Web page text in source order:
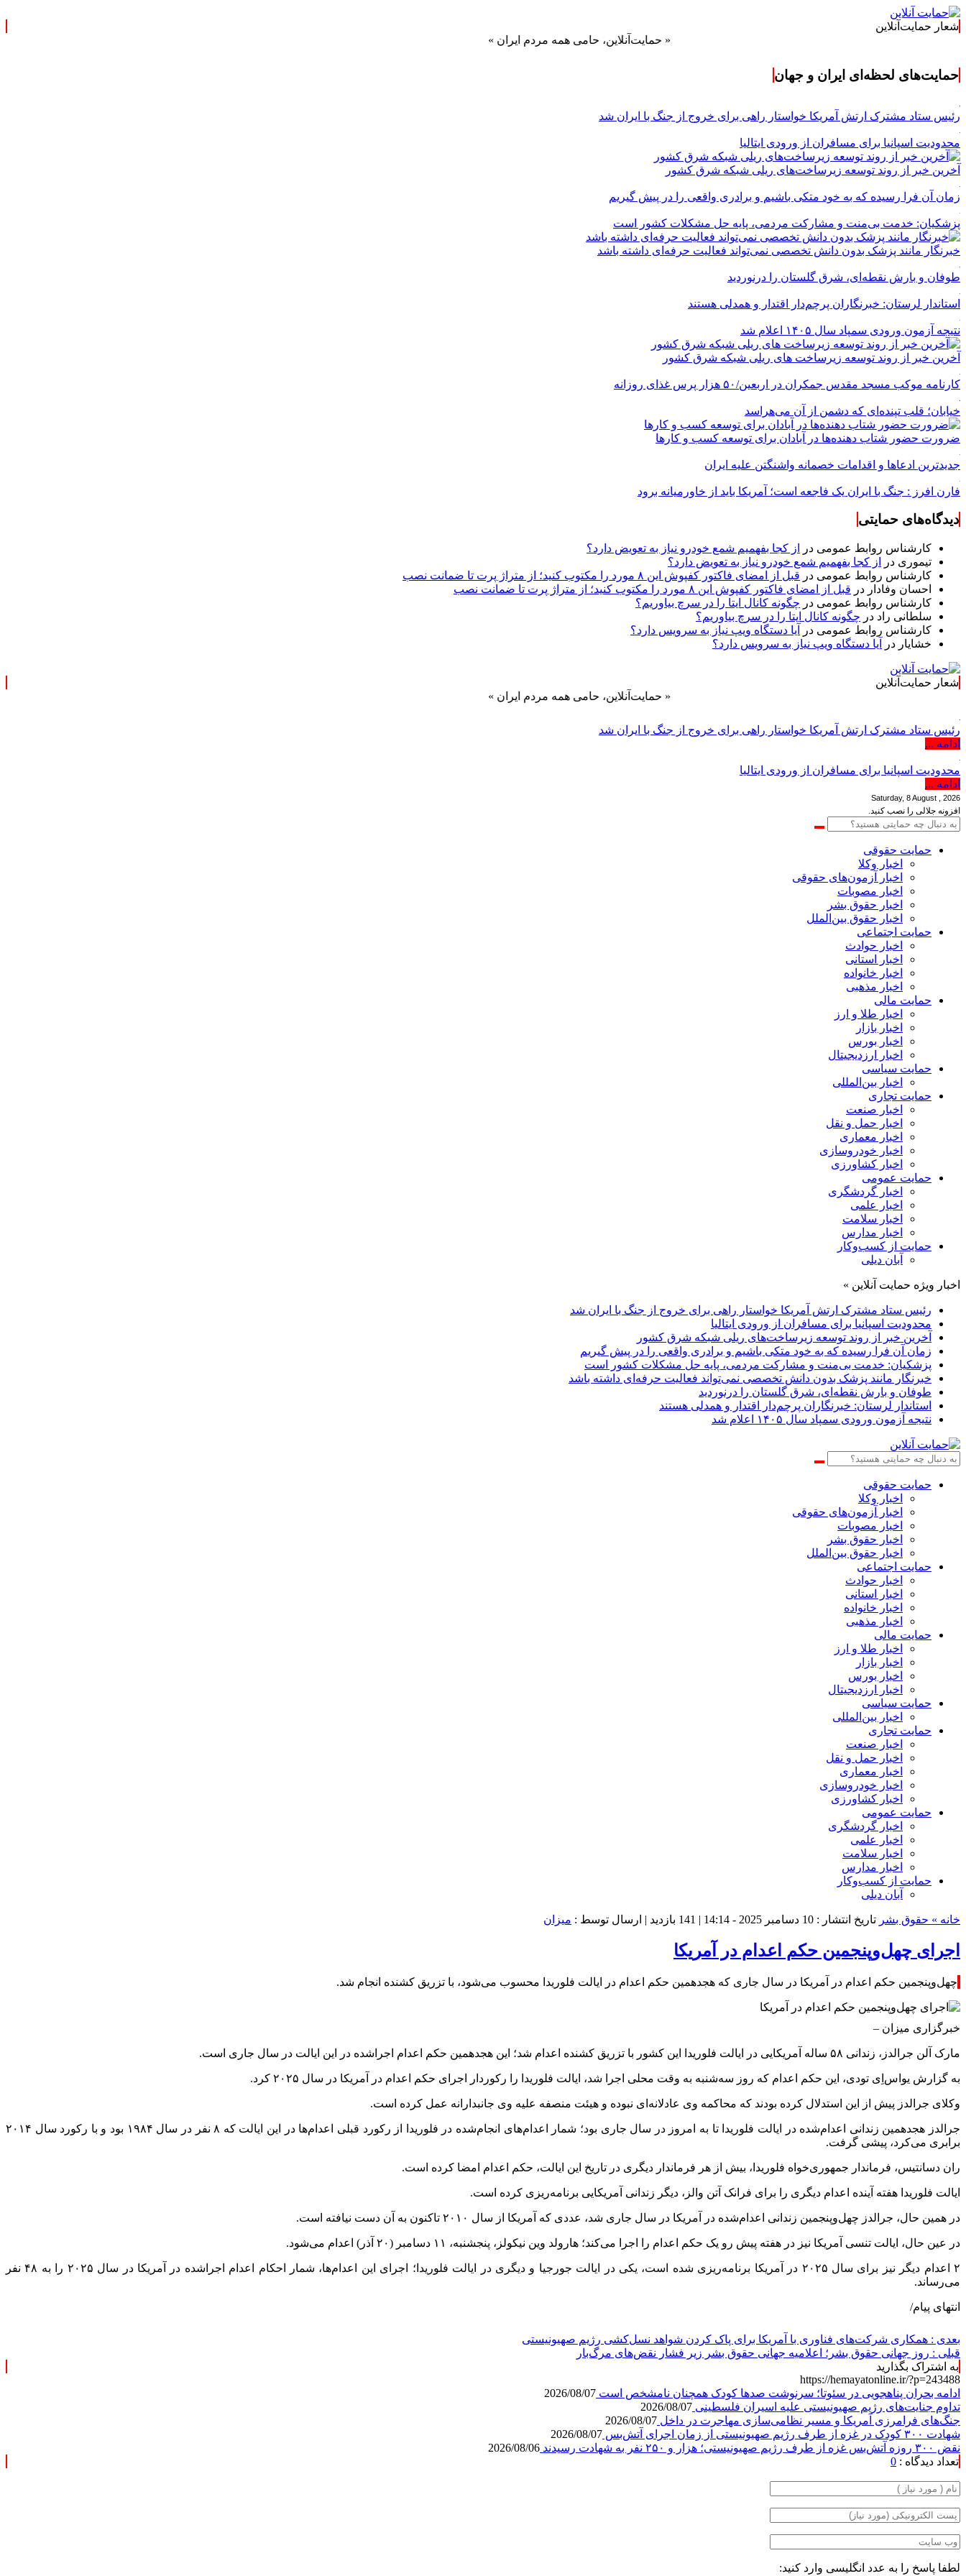
شعار حمایت‌آنلاین
« حمایت‌آنلاین، حامی همه مردم ایران »
حمایت‌های لحظه‌ای ایران و جهان
رئیس ستاد مشترک ارتش آمریکا خواستار راهی برای خروج از جنگ با ایران شد
محدودیت اسپانیا برای مسافران از ورودی ایتالیا
آخرین خبر از روند توسعه زیرساخت‌های ریلی شبکه شرق کشور
زمان آن فرا رسیده که به خود متکی باشیم و برادری واقعی را در پیش گیریم
پزشکیان: خدمت بی‌منت و مشارکت مردمی، پایه حل مشکلات کشور است
خبرنگار مانند پزشک بدون دانش تخصصی نمی‌تواند فعالیت حرفه‌ای داشته باشد
طوفان و بارش نقطه‌ای، شرق گلستان را درنوردید
استاندار لرستان: خبرنگاران پرچم‌دار اقتدار و همدلی هستند
نتیجه آزمون ورودی سمپاد سال ۱۴۰۵ اعلام شد
آخرین خبر از روند توسعه زیرساخت های ریلی شبکه شرق کشور
کارنامه موکب مسجد مقدس جمکران در اربعین/۵۰ هزار پرس غذای روزانه
خیابان؛ قلب تپنده‌ای که دشمن از آن می‌هراسد
ضرورت حضور شتاب ‌دهنده‌ها در آبادان برای توسعه کسب‌ و کارها
جدیدترین ادعاها و اقدامات خصمانه واشنگتن علیه ایران
فارن افرز : جنگ با ایران یک فاجعه است؛ آمریکا باید از خاورمیانه برود
دیدگاه‌های حمایتی
کارشناس روابط عمومی در
از کجا بفهمیم شمع خودرو نیاز به تعویض دارد؟
تیموری در
از کجا بفهمیم شمع خودرو نیاز به تعویض دارد؟
کارشناس روابط عمومی در قبل از امضای فاکتور کفپوش این ۸ مورد را مکتوب کنید؛ از متراژ پرت تا ضمانت نصب
احسان وفادار در قبل از امضای فاکتور کفپوش این ۸ مورد را مکتوب کنید؛ از متراژ پرت تا ضمانت نصب
کارشناس روابط عمومی در چگونه کانال ایتا را در سرچ بیاوریم؟
سلطانی راد در چگونه کانال ایتا را در سرچ بیاوریم؟
کارشناس روابط عمومی در
آیا دستگاه ویپ نیاز به سرویس دارد؟
خشایار در آیا دستگاه ویپ نیاز به سرویس دارد؟
شعار حمایت‌آنلاین
« حمایت‌آنلاین، حامی همه مردم ایران »
رئیس ستاد مشترک ارتش آمریکا خواستار راهی برای خروج از جنگ با ایران شد
ادامه ...
محدودیت اسپانیا برای مسافران از ورودی ایتالیا
ادامه ...
Saturday, 8 August , 2026
افزونه جلالی را نصب کنید.
حمایت حقوقی
اخبار وکلا
اخبار آزمون‌های حقوقی
اخبار مصوبات
اخبار حقوق بشر
اخبار حقوق بین‌الملل
حمایت اجتماعی
اخبار حوادث
اخبار استانی
اخبار خانواده
اخبار مذهبی
حمایت مالی
اخبار طلا و ارز
اخبار بازار
اخبار بورس
اخبار ارزدیجیتال
حمایت سیاسی
اخبار بین‌المللی
حمایت تجاری
اخبار صنعت
اخبار حمل و نقل
اخبار معماری
اخبار خودروسازی
اخبار کشاورزی
حمایت عمومی
اخبار گردشگری
اخبار علمی
اخبار سلامت
اخبار مدارس
حمایت از کسب‌وکار
آبان دیلی
اخبار ویژه حمایت آنلاین »
رئیس ستاد مشترک ارتش آمریکا خواستار راهی برای خروج از جنگ با ایران شد
محدودیت اسپانیا برای مسافران از ورودی ایتالیا
آخرین خبر از روند توسعه زیرساخت‌های ریلی شبکه شرق کشور
زمان آن فرا رسیده که به خود متکی باشیم و برادری واقعی را در پیش گیریم
پزشکیان: خدمت بی‌منت و مشارکت مردمی، پایه حل مشکلات کشور است
خبرنگار مانند پزشک بدون دانش تخصصی نمی‌تواند فعالیت حرفه‌ای داشته باشد
طوفان و بارش نقطه‌ای، شرق گلستان را درنوردید
استاندار لرستان: خبرنگاران پرچم‌دار اقتدار و همدلی هستند
نتیجه آزمون ورودی سمپاد سال ۱۴۰۵ اعلام شد
حمایت حقوقی
اخبار وکلا
اخبار آزمون‌های حقوقی
اخبار مصوبات
اخبار حقوق بشر
اخبار حقوق بین‌الملل
حمایت اجتماعی
اخبار حوادث
اخبار استانی
اخبار خانواده
اخبار مذهبی
حمایت مالی
اخبار طلا و ارز
اخبار بازار
اخبار بورس
اخبار ارزدیجیتال
حمایت سیاسی
اخبار بین‌المللی
حمایت تجاری
اخبار صنعت
اخبار حمل و نقل
اخبار معماری
اخبار خودروسازی
اخبار کشاورزی
حمایت عمومی
اخبار گردشگری
اخبار علمی
اخبار سلامت
اخبار مدارس
حمایت از کسب‌وکار
آبان دیلی
خانه » حقوق بشر تاریخ انتشار : 10 دسامبر 2025 - 14:14 | 141 بازدید | ارسال توسط : میزان
اجرای چهل‌وپنجمین حکم اعدام در آمریکا
چهل‌وپنجمین حکم اعدام در آمریکا در سال جاری که هجدهمین حکم اعدام در ایالت فلوریدا محسوب می‌شود، با تزریق کشنده انجام شد.
خبرگزاری میزان –
مارک آلن جرالدز، زندانی ۵۸ ساله آمریکایی در ایالت فلوریدا این کشور با تزریق کشنده اعدام شد؛ این هجدهمین حکم اعدام اجراشده در این ایالت در سال جاری است.
به گزارش یواس‌‍‌اِی تودی، این حکم اعدام که روز سه‌شنبه به وقت محلی اجرا شد، ایالت فلوریدا را رکوردار اجرای حکم اعدام در آمریکا در سال ۲۰۲۵ کرد.
وکلای جرالدز پیش از این استدلال کرده بودند که محاکمه وی عادلانه‌ای نبوده و هیئت منصفه علیه وی جانبدارانه عمل کرده است.
جرالدز هجدهمین زندانی اعدام‌شده در ایالت فلوریدا تا به امروز در سال جاری بود؛ شمار اعدام‌های انجام‌شده در فلوریدا از رکورد قبلی اعدام‌ها در این ایالت که ۸ نفر در سال ۱۹۸۴ بود و با رکورد سال ۲۰۱۴
برابری می‌کرد، پیشی گرفت.
ران دسانتیس، فرماندار جمهوری‌خواه فلوریدا، بیش از هر فرماندار دیگری در تاریخ این ایالت، حکم اعدام امضا کرده است.
ایالت فلوریدا هفته آینده اعدام دیگری را برای فرانک آتن والز، دیگر زندانی آمریکایی برنامه‌ریزی کرده است.
در همین حال، جرالدز چهل‌وپنجمین زندانی اعدام‌شده در آمریکا در سال جاری شد، عددی که آمریکا از سال ۲۰۱۰ تاکنون به آن دست نیافته است.
در عین حال، ایالت تنسی آمریکا نیز در هفته پیش رو یک حکم اعدام را اجرا می‌کند؛ هارولد وین نیکولز، پنجشنبه، ۱۱ دسامبر (۲۰ آذر) اعدام می‌شود.
۲ اعدام دیگر نیز برای سال ۲۰۲۵ در آمریکا برنامه‌ریزی شده است، یکی در ایالت جورجیا و دیگری در ایالت فلوریدا؛ اجرای این اعدام‌ها، شمار احکام اعدام اجراشده در آمریکا در سال ۲۰۲۵ را به ۴۸ نفر
می‌رساند.
انتهای پیام/
بعدی : همکاری شرکت‌های فناوری با آمریکا برای پاک کردن شواهد نسل‌کشی رژیم صهیونیستی
قبلی : روز جهانی حقوق بشر؛ اعلامیه جهانی حقوق بشر زیر فشار نقض‌های مرگ‌بار
به اشتراک بگذارید
https://hemayatonline.ir/?p=243488
ادامه بحران پناهجویی در سئوتا؛ سرنوشت صدها کودک همچنان نامشخص است 2026/08/07
تداوم جنایت‌های رژیم صهیونیستی علیه اسیران فلسطینی 2026/08/07
جنگ‌های فرامرزی آمریکا و مسیر نظامی‌سازی مهاجرت در داخل 2026/08/07
شهادت ۳۰۰ کودک در غزه از طرف رژیم صهیونیستی از زمان اجرای آتش‌بس
2026/08/07
نقض ۳۰۰ روزه آتش‌بس غزه از طرف رژیم صهیونیستی؛ هزار و ۲۵۰ نفر به شهادت رسیدند
2026/08/06
تعداد دیدگاه : 0
لطفا پاسخ را به عدد انگلیسی وارد کنید: